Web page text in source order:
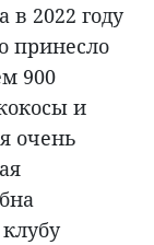
в 2022 году
принесло
900
и
очень